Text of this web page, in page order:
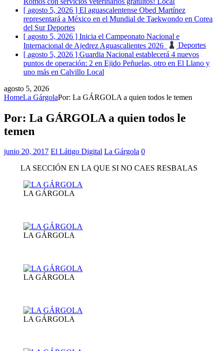
[ agosto 5, 2026 ] El aguascalentense Obed Martínez
representará a México en el Mundial de Taekwondo en Corea
del SurDeportes
[ agosto 5, 2026 ] Inicia el Campeonato Nacional e
Internacional de Ajedrez Aguascalientes 2026
Deportes
[ agosto 5, 2026 ] Guardia Nacional establecerá 4 nuevos
puntos de operación: 2 en Ejido Peñuelas, otro en El Llano y
uno más en Calvillo Local
agosto 5, 2026
HomeLa GárgolaPor: La GÁRGOLA a quien todos le temen
Por: La GÁRGOLA a quien todos le
temen
junio 20, 2017 El Látigo Digital La Gárgola 0
LA SECCIÓN EN LA QUE SI NO CAES RESBALAS
LA GÁRGOLA
LA GÁRGOLA
LA GÁRGOLA
LA GÁRGOLA